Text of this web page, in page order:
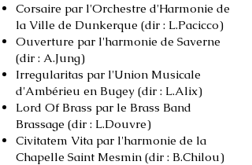
Corsaire par l'Orchestre d'Harmonie de
la Ville de Dunkerque (dir : L.Pacicco)
Ouverture par l'harmonie de Saverne
(dir : A.Jung)
Irregularitas par l'Union Musicale
d'Ambérieu en Bugey (dir : L.Alix)
Lord Of Brass par le Brass Band
Brassage (dir : L.Douvre)
Civitatem Vita par l'harmonie de la
Chapelle Saint Mesmin (dir : B.Chilou)